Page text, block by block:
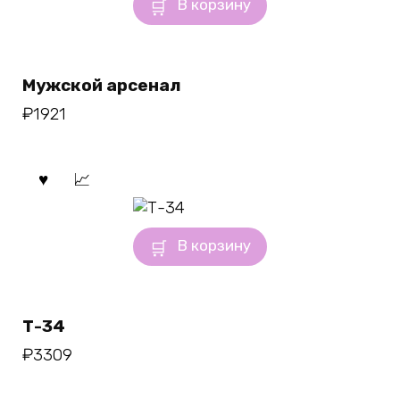
В корзину
Мужской арсенал
₽1921
В корзину
Т-34
₽3309